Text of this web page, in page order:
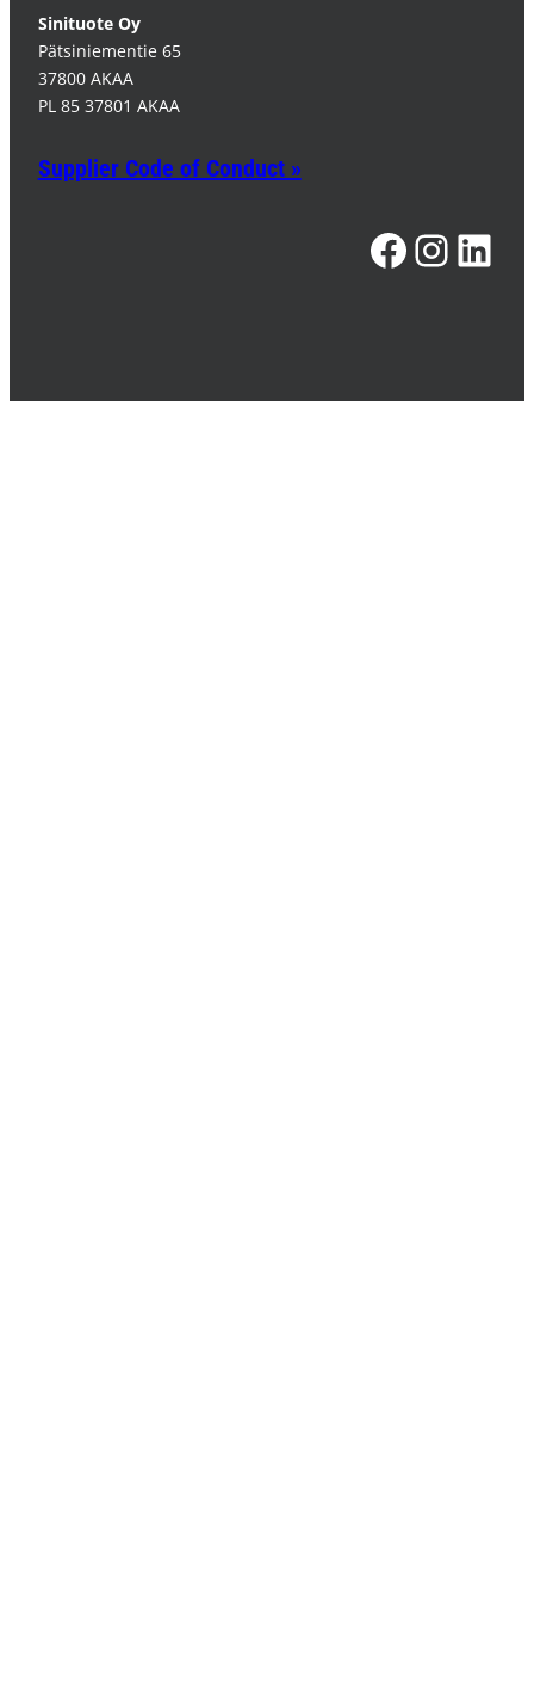
Sinituote Oy
Pätsiniementie 65
37800 AKAA
PL 85 37801 AKAA
Supplier Code of Conduct »
Facebook InstagramLinkedIn